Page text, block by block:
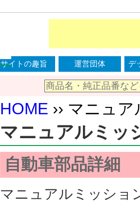
サイトの趣旨 運営団体 デ
HOME ›› マニュ
マニュアルミッ
自動車部品詳細
マニュアルミッショ